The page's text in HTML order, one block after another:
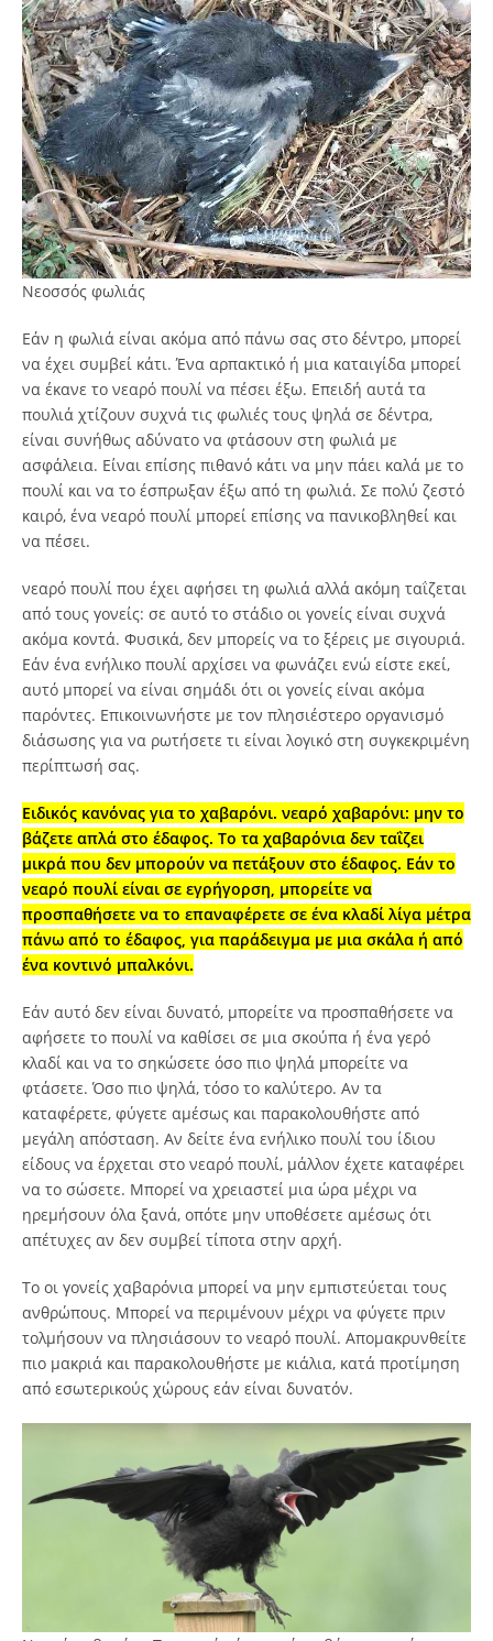
Νεοσσός φωλιάς
Εάν η φωλιά είναι ακόμα από πάνω σας στο δέντρο, μπορεί
να έχει συμβεί κάτι. Ένα αρπακτικό ή μια καταιγίδα μπορεί
να έκανε το νεαρό πουλί να πέσει έξω. Επειδή αυτά τα
πουλιά χτίζουν συχνά τις φωλιές τους ψηλά σε δέντρα,
είναι συνήθως αδύνατο να φτάσουν στη φωλιά με
ασφάλεια. Είναι επίσης πιθανό κάτι να μην πάει καλά με το
πουλί και να το έσπρωξαν έξω από τη φωλιά. Σε πολύ ζεστό
καιρό, ένα νεαρό πουλί μπορεί επίσης να πανικοβληθεί και
να πέσει.
νεαρό πουλί που έχει αφήσει τη φωλιά αλλά ακόμη ταΐζεται
από τους γονείς: σε αυτό το στάδιο οι γονείς είναι συχνά
ακόμα κοντά. Φυσικά, δεν μπορείς να το ξέρεις με σιγουριά.
Εάν ένα ενήλικο πουλί αρχίσει να φωνάζει ενώ είστε εκεί,
αυτό μπορεί να είναι σημάδι ότι οι γονείς είναι ακόμα
παρόντες. Επικοινωνήστε με τον πλησιέστερο οργανισμό
διάσωσης για να ρωτήσετε τι είναι λογικό στη συγκεκριμένη
περίπτωσή σας.
Ειδικός κανόνας για το χαβαρόνι. νεαρό χαβαρόνι: μην το
βάζετε απλά στο έδαφος. Το τα χαβαρόνια δεν ταΐζει
μικρά που δεν μπορούν να πετάξουν στο έδαφος. Εάν το
νεαρό πουλί είναι σε εγρήγορση, μπορείτε να
προσπαθήσετε να το επαναφέρετε σε ένα κλαδί λίγα μέτρα
πάνω από το έδαφος, για παράδειγμα με μια σκάλα ή από
ένα κοντινό μπαλκόνι.
Εάν αυτό δεν είναι δυνατό, μπορείτε να προσπαθήσετε να
αφήσετε το πουλί να καθίσει σε μια σκούπα ή ένα γερό
κλαδί και να το σηκώσετε όσο πιο ψηλά μπορείτε να
φτάσετε. Όσο πιο ψηλά, τόσο το καλύτερο. Αν τα
καταφέρετε, φύγετε αμέσως και παρακολουθήστε από
μεγάλη απόσταση. Αν δείτε ένα ενήλικο πουλί του ίδιου
είδους να έρχεται στο νεαρό πουλί, μάλλον έχετε καταφέρει
να το σώσετε. Μπορεί να χρειαστεί μια ώρα μέχρι να
ηρεμήσουν όλα ξανά, οπότε μην υποθέσετε αμέσως ότι
απέτυχες αν δεν συμβεί τίποτα στην αρχή.
Το οι γονείς χαβαρόνια μπορεί να μην εμπιστεύεται τους
ανθρώπους. Μπορεί να περιμένουν μέχρι να φύγετε πριν
τολμήσουν να πλησιάσουν το νεαρό πουλί. Απομακρυνθείτε
πιο μακριά και παρακολουθήστε με κιάλια, κατά προτίμηση
από εσωτερικούς χώρους εάν είναι δυνατόν.